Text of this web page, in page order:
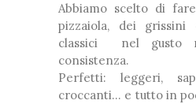
Abbiamo scelto di
pizzaiola, dei grissini
classici nel gusto
consistenza.
Perfetti: leggeri,
croccanti... e tutto in